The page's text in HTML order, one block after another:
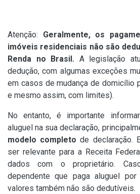
Atenção: Geralmente, os
imóveis residenciais não são
Renda no Brasil. A legislação
dedução, com algumas exceções
em casos de mudança de domicílio
e mesmo assim, com limites).
No entanto, é importante
aluguel na sua declaração,
modelo completo de declaração.
ser relevante para a Receita
dados com o proprietário.
dependente que paga aluguel
valores também não são dedutíveis.